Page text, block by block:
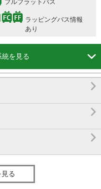
フルフラットバス
ラッピングバス情報
あり
を見る 



る